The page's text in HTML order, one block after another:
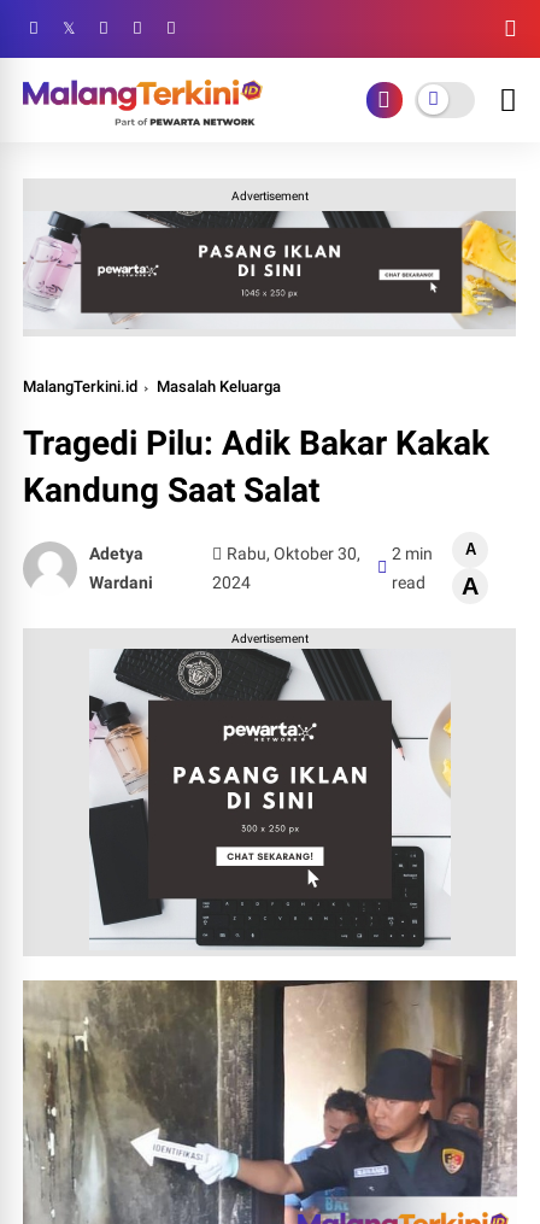
Advertisement
MalangTerkini.id Masalah Keluarga
Tragedi Pilu: Adik Bakar Kakak
Kandung Saat Salat
Adetya
Wardani
Rabu, Oktober 30,
2024
2 min
read
A
A
Advertisement